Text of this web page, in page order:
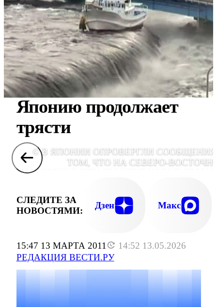
15:47 13 МАРТА 2011
14:52 13.05.2026
РЕДАКЦИЯ ВЕСТИ.РУ
Японию продолжает
трясти
© В ЯПОНИИ ОПРОВЕРГЛИ
ТОМ, ЧТО НА СЕВЕРО-
ПОБЕРЕЖЬЕ СТРАНЫ ИДУТ НОВЫЕ
СЛЕДИТЕ ЗА
НОВОСТЯМИ:
Дзен Макс